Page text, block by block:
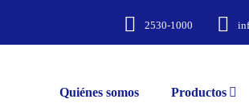
2530-1000
Quiénes somos Productos